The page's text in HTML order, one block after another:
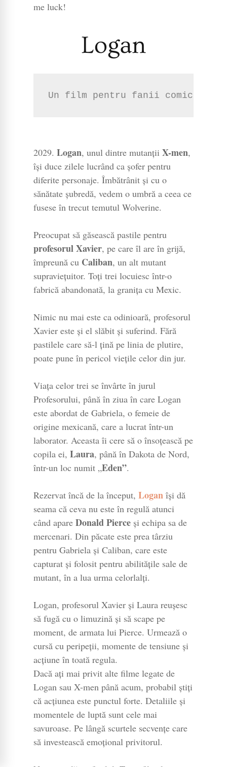
me luck!
Logan
Un film pentru fanii comic
2029. Logan, unul dintre mutanțiiX-men,
își duce zilele lucrând ca șofer pentru
diferite personaje. Îmbătrânit și cu o
sănătate șubredă, vedem o umbră a ceea ce
fusese în trecut temutul Wolverine.
Preocupat să găsească pastile pentru
profesorul Xavier, pe care îl are în grijă,
împreună cu Caliban, un alt mutant
supraviețuitor. Toți trei locuiesc într-o
fabrică abandonată, la granița cu Mexic.
Nimic nu mai este ca odinioară, profesorul
Xavier este și el slăbit și suferind. Fără
pastilele care să-l țină pe linia de plutire,
poate pune în pericol viețile celor din jur.
Viața celor trei se învârte în jurul
Profesorului, până în ziua în care Logan
este abordat de Gabriela, o femeie de
origine mexicană, care a lucrat într-un
laborator. Aceasta îi cere să o însoțească pe
copila ei, Laura, până în Dakota de Nord,
într-un loc numit „Eden”.
Rezervat încă de la început, Loganîși dă
seama că ceva nu este în regulă atunci
când apare Donald Pierceși echipa sa de
mercenari. Din păcate este prea târziu
pentru Gabriela și Caliban, care este
capturat și folosit pentru abilitățile sale de
mutant, în a lua urma celorlalți.
Logan, profesorul Xavier și Laura reușesc
să fugă cu o limuzină și să scape pe
moment, de armata lui Pierce. Urmează o
cursă cu peripeții, momente de tensiune și
acțiune în toată regula.
Dacă ați mai privit alte filme legate de
Logan sau X-men până acum, probabil știți
că acțiunea este punctul forte. Detaliile și
momentele de luptă sunt cele mai
savuroase. Pe lângă scurtele secvențe care
să investească emoțional privitorul.